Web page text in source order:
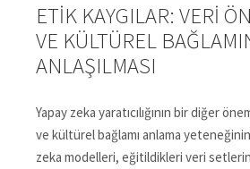
ETIK KAYGILAR: VERI
VE KÜLTÜREL
ANLAŞILMASI
Yapay zeka yaratıcılığının bir diğer
ve kültürel bağlamı anlama
zeka modelleri, eğitildikleri veri